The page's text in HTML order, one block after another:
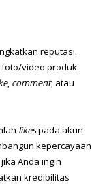
reputasi.
video produk
, comment, atau
likespada akun
kepercayaan
Anda ingin
kredibilitas